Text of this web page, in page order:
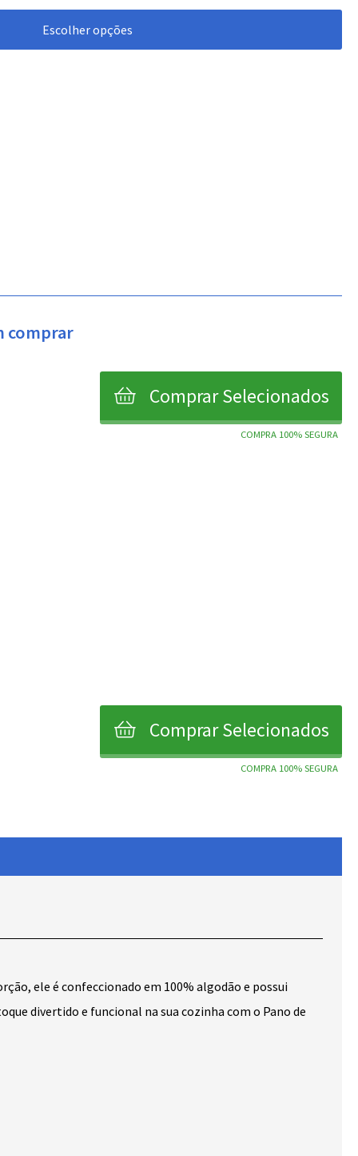
Escolher opções
comprar
Comprar Selecionados
Comprar Selecionados
ele é confeccionado em 100% algodão e possui
divertido e funcional na sua cozinha com o Pano de